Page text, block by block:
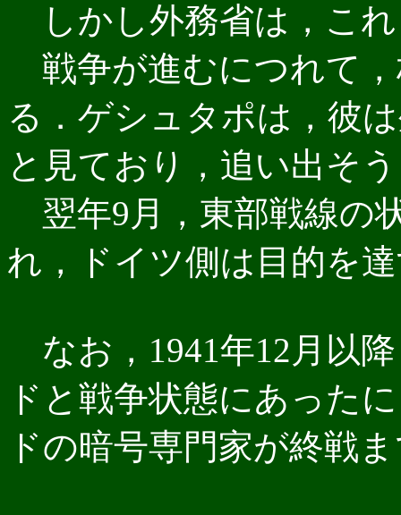
しかし外務省は，こ
戦争が進むにつれて
る．ゲシュタポは，彼
と見ており，追い出そ
翌年9月，東部戦線の
れ，ドイツ側は目的を
なお，1941年12月以
ドと戦争状態にあった
ドの暗号専門家が終戦